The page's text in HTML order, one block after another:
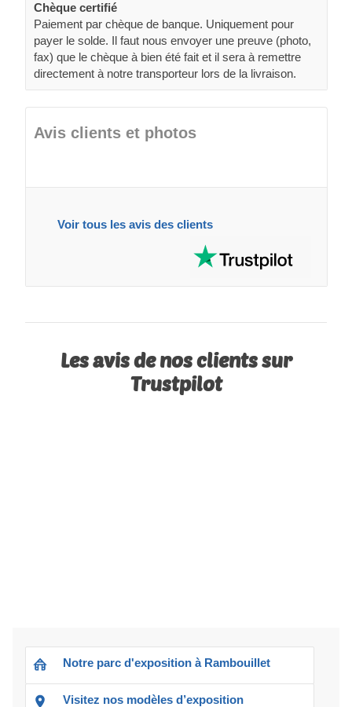
Chèque certifié
Paiement par chèque de banque. Uniquement pour
payer le solde. Il faut nous envoyer une preuve (photo,
fax) que le chèque à bien été fait et il sera à remettre
directement à notre transporteur lors de la livraison.
Avis clients et photos
Voir tous les avis des clients
Les avis de nos clients sur
Trustpilot
Notre parc d'exposition à Rambouillet
Visitez nos modèles d’exposition